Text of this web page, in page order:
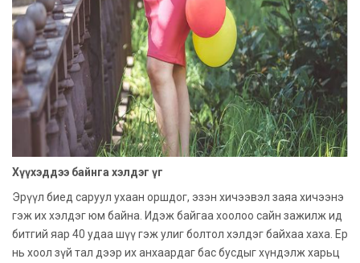
Хүүхэддээ байнга хэлдэг үг
Эрүүл биед саруул ухаан оршдог, эзэн хичээвэл заяа хичээнэ
гэж их хэлдэг юм байна. Идэж байгаа хоолоо сайн зажилж ид
битгий яар 40 удаа шүү гэж улиг болтол хэлдэг байхаа хаха. Ер
нь хоол зүй тал дээр их анхаардаг бас бусдыг хүндэлж харьц